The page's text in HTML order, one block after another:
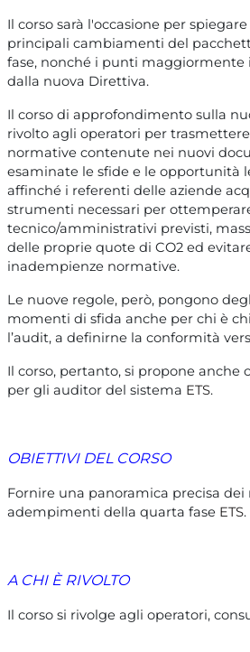
Il corso sarà l'occasione per
principali cambiamenti del
fase, nonché i punti
dalla nuova Direttiva.
Il corso di approfondimento sulla
rivolto agli operatori per
normative contenute nei nuovi
esaminate le sfide e le opportunità
affinché i referenti delle aziende
strumenti necessari per
tecnico/amministrativi previsti,
delle proprie quote di CO2 ed
inadempienze normative.
Le nuove regole, però, pongono
momenti di sfida anche per chi è
l’audit, a definirne la conformità
Il corso, pertanto, si propone
per gli auditor del sistema ETS.
OBIETTIVI DEL CORSO
Fornire una panoramica precisa
adempimenti della quarta fase ETS.
A CHI È RIVOLTO
Il corso si rivolge agli operatori,